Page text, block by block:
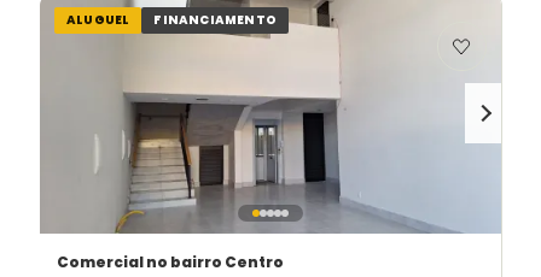
ALUGUEL FINANCIAMENTO
Comercialno bairro Centro